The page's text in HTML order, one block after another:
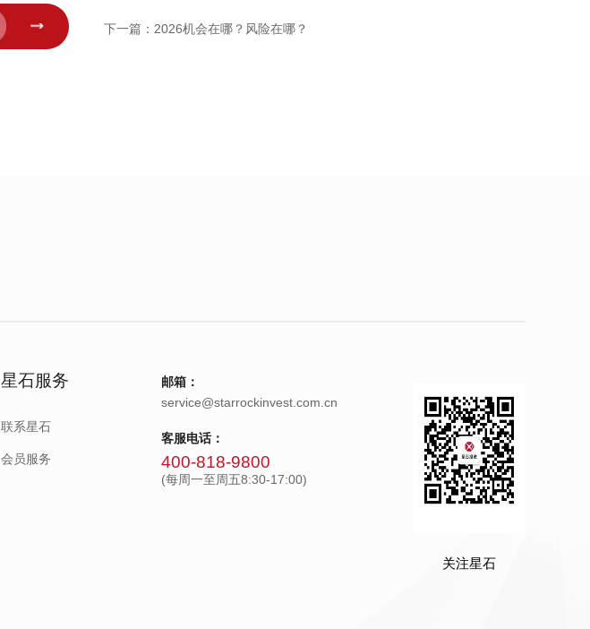
下一篇：2026机会在哪？风险在哪？
星石服务
联系星石
会员服务
邮箱：
service@starrockinvest.com.cn
客服电话：
400-818-9800
(每周一至周五8:30-17:00)
关注星石